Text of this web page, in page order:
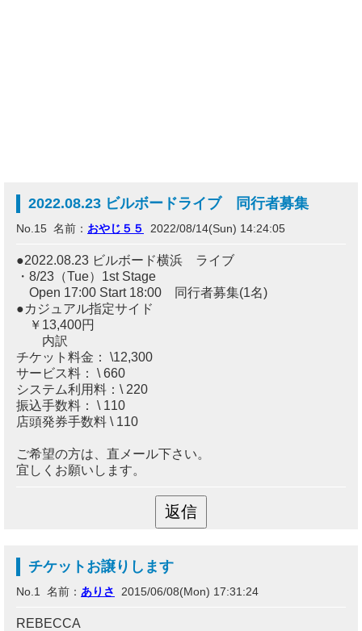
2022.08.23 ビルボードライブ 同行者募集
No.15 名前： おやじ５５ 2022/08/14(Sun) 14:24:05
●2022.08.23 ビルボード横浜 ライブ
・8/23（Tue）1st Stage
Open 17:00 Start 18:00 同行者募集(1名)
●カジュアル指定サイド
￥13,400円
内訳
チケット料金： \12,300
サービス料： \ 660
システム利用料：\ 220
振込手数料： \ 110
店頭発券手数料 \ 110
ご希望の方は、直メール下さい。
宜しくお願いします。
チケットお譲りします
No.1 名前： ありさ 2015/06/08(Mon) 17:31:24
REBECCA